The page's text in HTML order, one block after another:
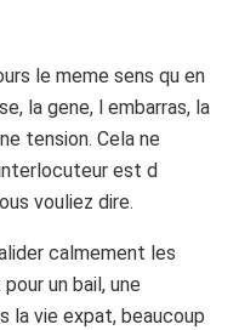
le meme sens qu en
la gene, l embarras, la
tension. Cela ne
est d
vouliez dire.
calmement les
un bail, une
la vie expat, beaucoup